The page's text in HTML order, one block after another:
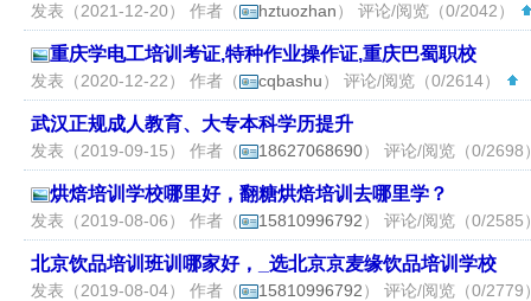
发表（2021-12-20） 作者（ hztuozhan） 评论/阅览（0/2042）
重庆学电工培训考证,特种作业操作证,重庆巴蜀职校
发表（2020-12-22） 作者（ cqbashu） 评论/阅览（0/2614）
武汉正规成人教育、大专本科学历提升
发表（2019-09-15） 作者（ 18627068690） 评论/阅览（0/
烘焙培训学校哪里好，翻糖烘焙培训去哪里学？
发表（2019-08-06） 作者（ 15810996792） 评论/阅览（0/
北京饮品培训班训哪家好，_选北京京麦缘饮品培训学校
发表（2019-08-04） 作者（ 15810996792） 评论/阅览（0/